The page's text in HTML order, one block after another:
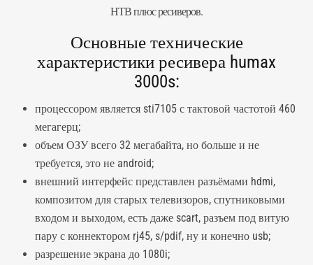
НТВ плюс ресиверов.
Основные технические
характеристики ресивера humax
3000s:
процессором является sti7105 с тактовой частотой 460
мегагерц;
объем ОЗУ всего 32 мегабайта, но больше и не
требуется, это не android;
внешний интерфейс представлен разъёмами hdmi,
композитом для старых телевизоров, спутниковыми
входом и выходом, есть даже scart, разъем под витую
пару с коннектором rj45, s/pdif, ну и конечно usb;
разрешение экрана до 1080i;